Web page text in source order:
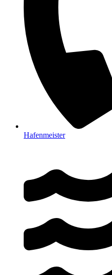
Hafenmeister